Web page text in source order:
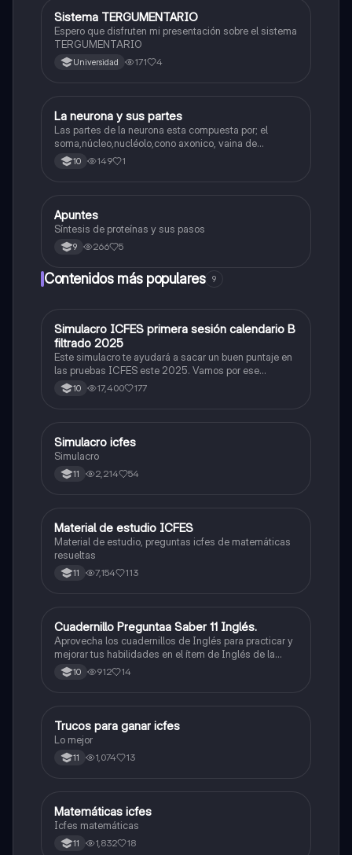
Biologia
Sistema TERGUMENTARIO
Espero que disfruten mi presentación sobre el sistema
TERGUMENTARIO
Universidad 171 4
Biologia
La neurona y sus partes
Las partes de la neurona esta compuesta por; el
soma,núcleo,nucléolo,cono axonico, vaina de
mielina,celula schwan,núcleo de schwann,nódulo de
Ranvier,terminal axonico Arborizacion terminal, botón
10 149 1
Biologia
Apuntes
Síntesis de proteínas y sus pasos
9 266 5
Contenidos más populares 9
ICFES: Matemáticas
Simulacro ICFES primera sesión calendario B
filtrado 2025
Este simulacro te ayudará a sacar un buen puntaje en
las pruebas ICFES este 2025. Vamos por ese
500/500. Y poder ser admitido en la universidad que
quieras, estudiar la carrera que quieres y no la que te
10 17,400 177
ICFES: Lectura Crítica
Simulacro icfes
Simulacro
11 2,214 54
ICFES: Matemáticas
Material de estudio ICFES
Material de estudio, preguntas icfes de matemáticas
resueltas
11 7,154 113
ICFES: Inglés
Cuadernillo Preguntaa Saber 11 Inglés.
Aprovecha los cuadernillos de Inglés para practicar y
mejorar tus habilidades en el ítem de Inglés de la
Prueba Saber 11. 🫡
10 912 14
Química
Trucos para ganar icfes
Lo mejor
11 1,074 13
ICFES: Matemáticas
Matemáticas icfes
Icfes matemáticas
11 1,832 18